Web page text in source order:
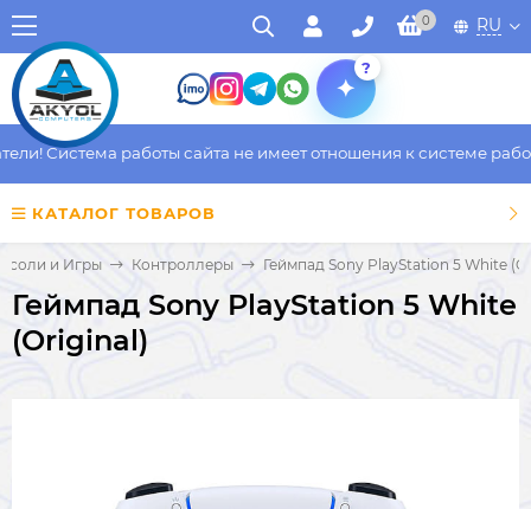
0 RU
?
Система работы сайта не имеет отношения к системе
КАТАЛОГ ТОВАРОВ
и Игры Контроллеры Геймпад Sony PlayStation 5 White
Геймпад Sony PlayStation 5 White
(Original)